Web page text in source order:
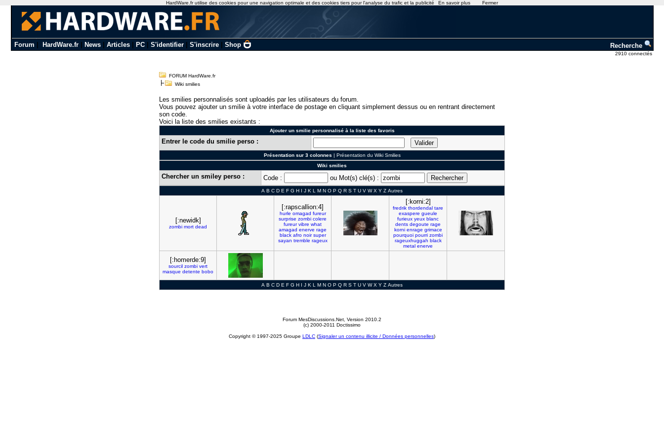
Forum HardWare.fr| News| Articles| PC| S'identifier| S'inscrire| Shop Recherche
2910 connectés
FORUM HardWare.fr
Wiki smilies
Les smilies personnalisés sont uploadés par les utilisateurs du forum.
Vous pouvez ajouter un smilie à votre interface de postage en cliquant simplement dessus ou en rentrant directement
son code.
Voici la liste des smilies existants :
Ajouter un smilie personnalisé à la liste des favoris
Entrer le code du smilie perso :
Présentation sur 3 colonnes | Présentation du Wiki Smilies
Wiki smilies
Chercher un smiley perso : Code : ou Mot(s) clé(s) :
A B C D E F G H I J K L M N O P Q R S T U V W X Y Z Autres
[:newidk]
zombi mort dead
[:rapscallion:4]
hurle omagad fureur
surprise zombi colere
fureur vibre what
amagad enerve rage
black afro noir super
sayan tremble rageux
[:korni:2]
fredrik thordendal tare
exaspere gueule
furieux yeux blanc
dents degoute rage
korni enrage grimace
pourquoi pourri zombi
rageuxhuggah black
metal enerve
[:homerde:9]
sourcil zombi vert
masque detente bobo
A B C D E F G H I J K L M N O P Q R S T U V W X Y Z Autres
Forum MesDiscussions.Net , Version 2010.2
(c) 2000-2011 Doctissimo
Copyright © 1997-2025 Groupe LDLC (Signaler un contenu illicite / Données personnelles)
HardWare.fr utilise des cookies pour une navigation optimale et des cookies tiers pour l'analyse du trafic et la publicité En savoir plus Fermer